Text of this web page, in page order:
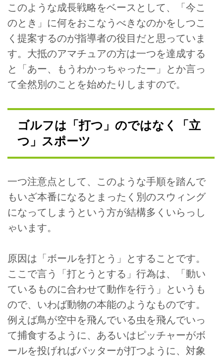
このような成長戦略をベースとして、「今こ
のとき」に何をおこなうべきなのかをしつこ
く提案するのが指導者の役目だと思っていま
す。大抵のアマチュアの方は一つを達成する
と「あー、もうわかっちゃったー」とか言っ
て全然別のことを始めたりしますので。
ゴルフは「打つ」のではなく「立
つ」スポーツ
一つ注意点として、このような手順を踏んで
もいざ本番になるとまったく別のスウィング
になってしまうという方が結構多くいらっし
ゃいます。
原因は「ボールを打とう」とすることです。
ここで言う「打とうとする」行為は、「動い
ているものに合わせて動作を行う」というも
ので、いわば動物の本能のようなものです。
例えば鳥が空中を飛んでいる虫を飛んでいっ
て捕食するように、あるいはピッチャーがボ
ールを投げればバッターが打つように、対象